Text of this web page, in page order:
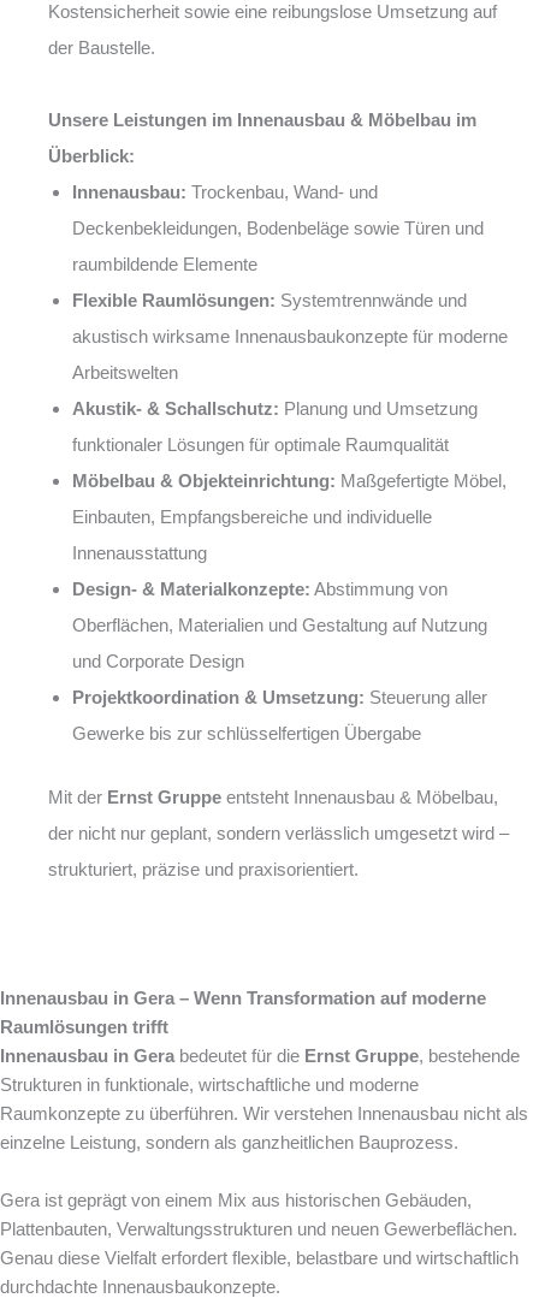
Kostensicherheit sowie eine reibungslose Umsetzung auf
der Baustelle.
Unsere Leistungen im Innenausbau & Möbelbau im
Überblick:
Innenausbau: Trockenbau, Wand- und
Deckenbekleidungen, Bodenbeläge sowie Türen und
raumbildende Elemente
Flexible Raumlösungen: Systemtrennwände und
akustisch wirksame Innenausbaukonzepte für moderne
Arbeitswelten
Akustik- & Schallschutz: Planung und Umsetzung
funktionaler Lösungen für optimale Raumqualität
Möbelbau & Objekteinrichtung: Maßgefertigte Möbel,
Einbauten, Empfangsbereiche und individuelle
Innenausstattung
Design- & Materialkonzepte: Abstimmung von
Oberflächen, Materialien und Gestaltung auf Nutzung
und Corporate Design
Projektkoordination & Umsetzung: Steuerung aller
Gewerke bis zur schlüsselfertigen Übergabe
Mit der Ernst Gruppe entsteht Innenausbau & Möbelbau,
der nicht nur geplant, sondern verlässlich umgesetzt wird –
strukturiert, präzise und praxisorientiert.
Innenausbau in Gera – Wenn Transformation auf moderne
Raumlösungen trifft
Innenausbau in Gera bedeutet für die Ernst Gruppe, bestehende
Strukturen in funktionale, wirtschaftliche und moderne
Raumkonzepte zu überführen. Wir verstehen Innenausbau nicht als
einzelne Leistung, sondern als ganzheitlichen Bauprozess.
Gera ist geprägt von einem Mix aus historischen Gebäuden,
Plattenbauten, Verwaltungsstrukturen und neuen Gewerbeflächen.
Genau diese Vielfalt erfordert flexible, belastbare und wirtschaftlich
durchdachte Innenausbaukonzepte.